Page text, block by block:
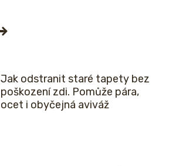
Jak odstranit staré tapety bez
poškození zdi. Pomůže pára,
ocet i obyčejná aviváž